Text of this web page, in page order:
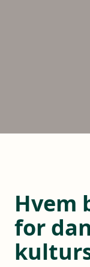
Hvem
for